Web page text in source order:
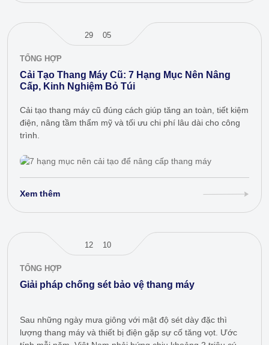
29 05
TỔNG HỢP
Cải Tạo Thang Máy Cũ: 7 Hạng Mục Nên Nâng
Cấp, Kinh Nghiệm Bỏ Túi
Cải tạo thang máy cũ đúng cách giúp tăng an toàn, tiết kiệm
điện, nâng tầm thẩm mỹ và tối ưu chi phí lâu dài cho công
trình.
Xem thêm
12 10
TỔNG HỢP
Giải pháp chống sét bảo vệ thang máy
Sau những ngày mưa giông với mật độ sét dày đặc thì
lượng thang máy và thiết bị điện gặp sự cố tăng vọt. Ước